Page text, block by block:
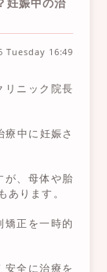
Tuesday 16:49
リニック院長
中に妊娠さ
が、母体や胎
あります。
矯正を一時的
全に治療を